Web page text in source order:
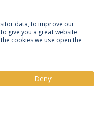
e Condições
Dados
Portuguesa
data, to improve our
give you a great website
cookies we use open the
Deny